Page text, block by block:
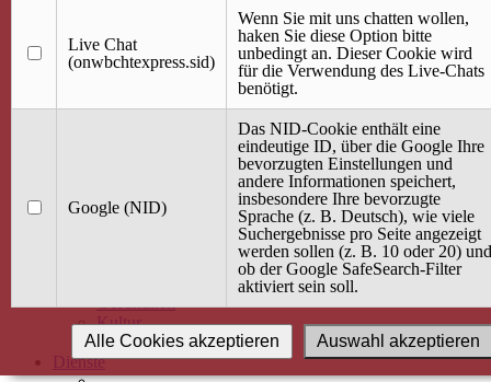
Terminkalender
Gemeinsam aktiv
Gemeinsam unterwegs
wirFAIRändern
Angebot / Kurs suchen
Babybauch & Elternschaft
Gesundheit
Kultur
Alle Kurse
Dienste
Live Chat
(onwbchtexpress.sid)
Wenn Sie mit uns chatten wollen,
haken Sie diese Option bitte
unbedingt an. Dieser Cookie wird
für die Verwendung des Live-Chats
benötigt.
Google (NID)
Das NID-Cookie enthält eine
eindeutige ID, über die Google Ihre
bevorzugten Einstellungen und
andere Informationen speichert,
insbesondere Ihre bevorzugte
Sprache (z. B. Deutsch), wie viele
Suchergebnisse pro Seite angezeigt
werden sollen (z. B. 10 oder 20) und
ob der Google SafeSearch-Filter
aktiviert sein soll.
Auswahl akzeptieren
Alle Cookies akzeptieren